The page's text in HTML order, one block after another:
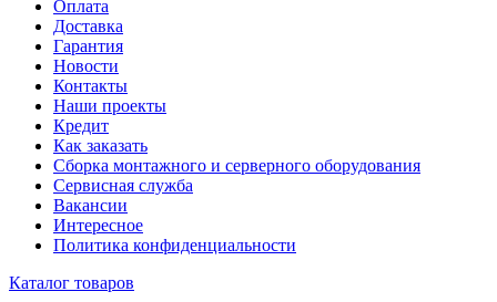
Оплата
Доставка
Гарантия
Новости
Контакты
Наши проекты
Кредит
Как заказать
Сборка монтажного и серверного оборудования
Сервисная служба
Вакансии
Интересное
Политика конфиденциальности
Каталог товаров